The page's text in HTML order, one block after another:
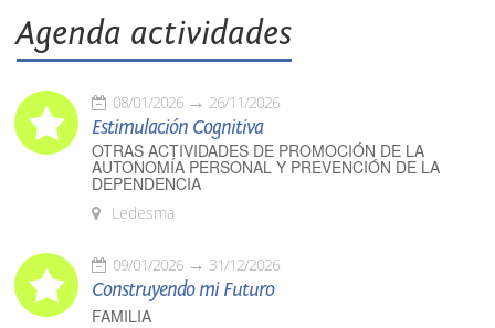
Agenda actividades
08/01/2026 26/11/2026
Estimulación Cognitiva
OTRAS ACTIVIDADES DE PROMOCIÓN DE LA
AUTONOMÍA PERSONAL Y PREVENCIÓN DE LA
DEPENDENCIA
Ledesma
09/01/2026 31/12/2026
Construyendo mi Futuro
FAMILIA